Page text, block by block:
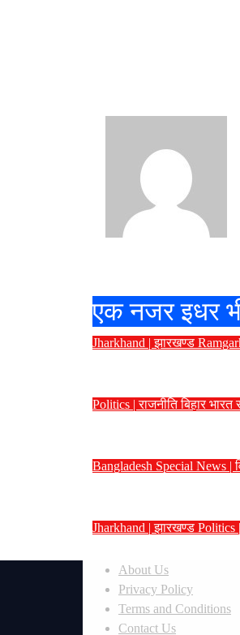
एक नजर इधर
Jharkhand | झारखण्ड
Politics | राजनीतिबिहार भारत
Bangladesh Special News |
Jharkhand | झारखण्ड Politics
About Us
Privacy Policy
Terms and Conditions
Contact Us